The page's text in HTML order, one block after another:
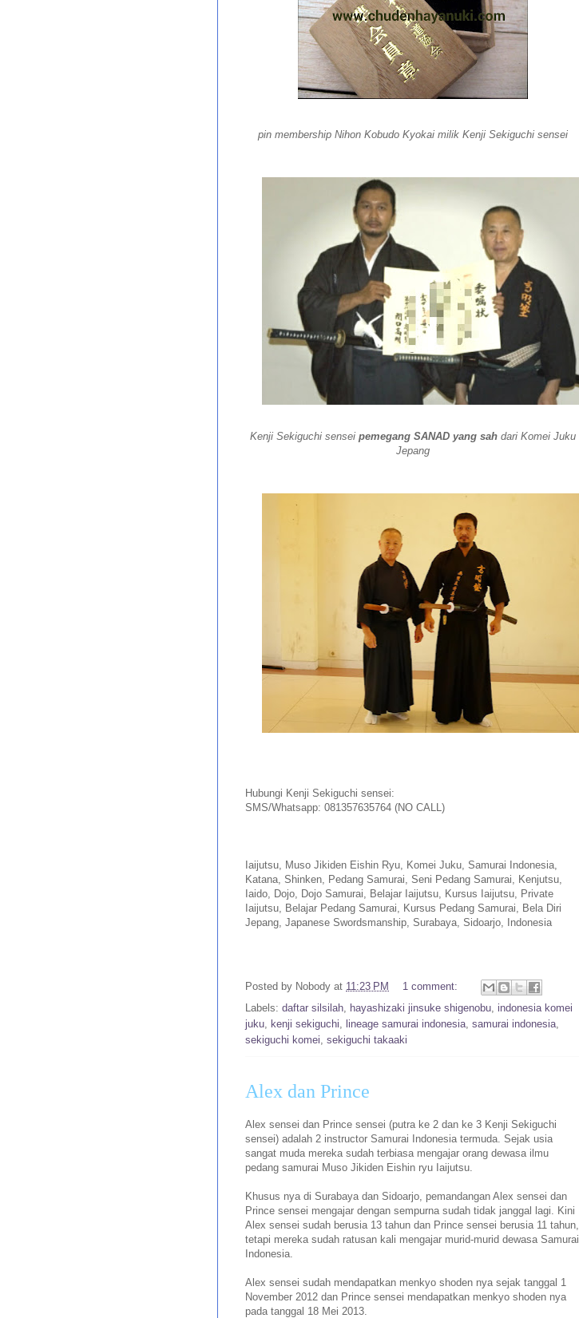
pin membership Nihon Kobudo Kyokai milik Kenji Sekiguchi sensei
Kenji Sekiguchi sensei pemegang SANAD yang sah dari Komei Juku
Jepang
Hubungi Kenji Sekiguchi sensei:
SMS/Whatsapp: 081357635764 (NO CALL)
Iaijutsu, Muso Jikiden Eishin Ryu, Komei Juku, Samurai Indonesia,
Katana, Shinken, Pedang Samurai, Seni Pedang Samurai, Kenjutsu,
Iaido, Dojo, Dojo Samurai, Belajar Iaijutsu, Kursus Iaijutsu, Private
Iaijutsu, Belajar Pedang Samurai, Kursus Pedang Samurai, Bela Diri
Jepang, Japanese Swordsmanship, Surabaya, Sidoarjo, Indonesia
Posted by Nobody at 11:23 PM
1 comment:
Labels: daftar silsilah hayashizaki jinsuke shigenobu indonesia komei
juku kenji sekiguchi lineage samurai indonesia samurai indonesia
sekiguchi komei sekiguchi takaaki
Alex dan Prince
Alex sensei dan Prince sensei (putra ke 2 dan ke 3 Kenji Sekiguchi
sensei) adalah 2 instructor Samurai Indonesia termuda. Sejak usia
sangat muda mereka sudah terbiasa mengajar orang dewasa ilmu
pedang samurai Muso Jikiden Eishin ryu Iaijutsu.
Khusus nya di Surabaya dan Sidoarjo, pemandangan Alex sensei dan
Prince sensei mengajar dengan sempurna sudah tidak janggal lagi. Kini
Alex sensei sudah berusia 13 tahun dan Prince sensei berusia 11 tahun,
tetapi mereka sudah ratusan kali mengajar murid-murid dewasa Samurai
Indonesia.
Alex sensei sudah mendapatkan menkyo shoden nya sejak tanggal 1
November 2012 dan Prince sensei mendapatkan menkyo shoden nya
pada tanggal 18 Mei 2013.